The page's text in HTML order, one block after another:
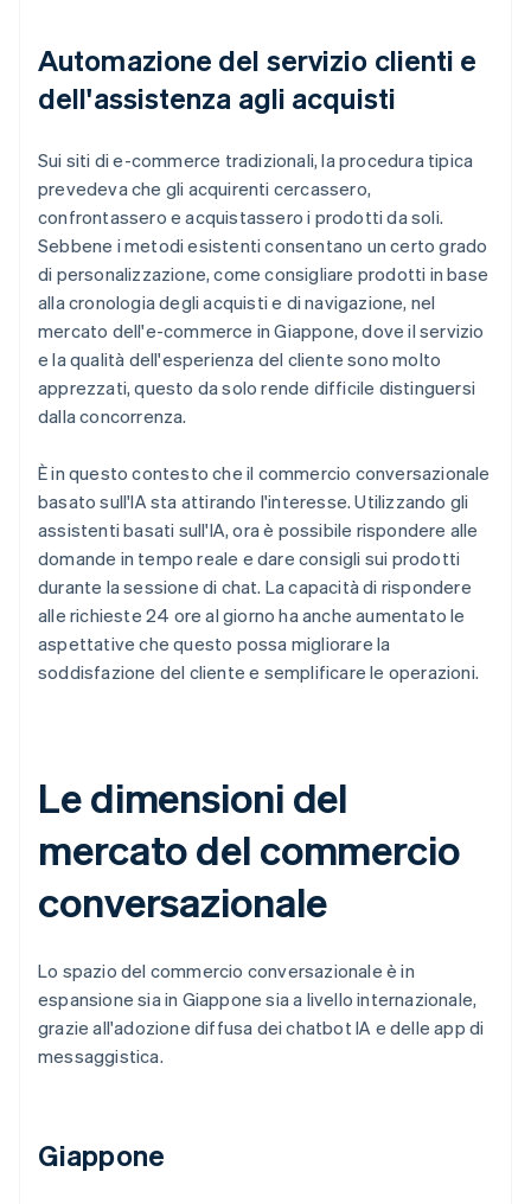
Automazione del servizio clienti e
dell'assistenza agli acquisti
Sui siti di e-commerce tradizionali, la procedura tipica
prevedeva che gli acquirenti cercassero,
confrontassero e acquistassero i prodotti da soli.
Sebbene i metodi esistenti consentano un certo grado
di personalizzazione, come consigliare prodotti in base
alla cronologia degli acquisti e di navigazione, nel
mercato dell'e-commerce in Giappone, dove il servizio
e la qualità dell'esperienza del cliente sono molto
apprezzati, questo da solo rende difficile distinguersi
dalla concorrenza.
È in questo contesto che il commercio conversazionale
basato sull'IA sta attirando l'interesse. Utilizzando gli
assistenti basati sull'IA, ora è possibile rispondere alle
domande in tempo reale e dare consigli sui prodotti
durante la sessione di chat. La capacità di rispondere
alle richieste 24 ore al giorno ha anche aumentato le
aspettative che questo possa migliorare la
soddisfazione del cliente e semplificare le operazioni.
Le dimensioni del
mercato del commercio
conversazionale
Lo spazio del commercio conversazionale è in
espansione sia in Giappone sia a livello internazionale,
grazie all'adozione diffusa dei chatbot IA e delle app di
messaggistica.
Giappone